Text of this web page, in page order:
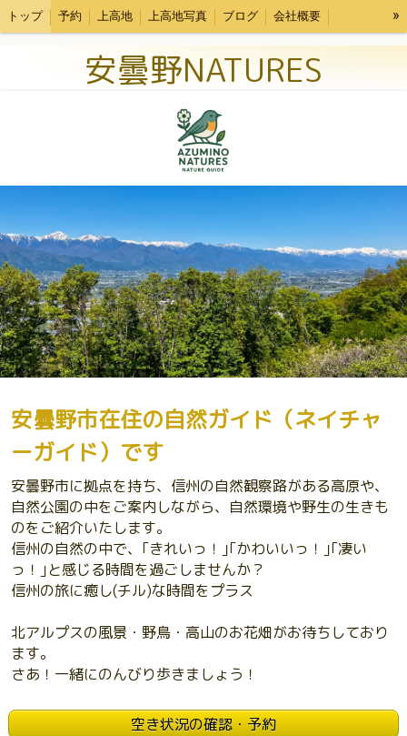
トップ 予約 上高地 上高地写真 ブログ 会社概要 »
安曇野NATURES
安曇野市在住の自然ガイド（ネイチャ
ーガイド）です
安曇野市に拠点を持ち、信州の自然観察路がある高原や、
自然公園の中をご案内しながら、自然環境や野生の生きも
のをご紹介いたします。
信州の自然の中で、｢きれいっ！｣｢かわいいっ！｣｢凄い
っ！｣と感じる時間を過ごしませんか？
信州の旅に癒し(チル)な時間をプラス
北アルプスの風景・野鳥・高山のお花畑がお待ちしており
ます。
さあ！一緒にのんびり歩きましょう！
空き状況の確認・予約